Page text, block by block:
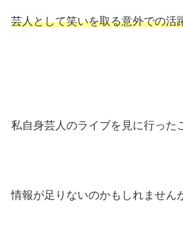
芸人として笑いを取る意外での活
私自身芸人のライブを見に行った
情報が足りないのかもしれません